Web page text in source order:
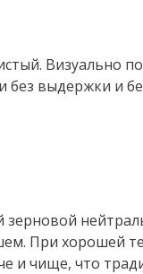
Визуально
без выдержки и
зерновой
При хорошей
и чище, что